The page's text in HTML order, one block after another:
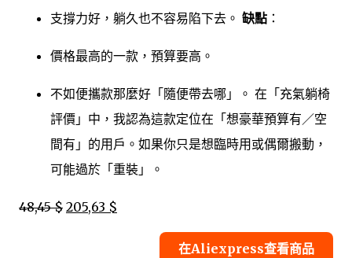
支撐力好，躺久也不容易陷下去。 缺點 ：
價格最高的一款，預算要高。
不如便攜款那麼好「隨便帶去哪」。 在「充氣躺椅
評價」中，我認為這款定位在「想豪華預算有／空
間有」的用戶。如果你只是想臨時用或偶爾搬動，
可能過於「重裝」。
48,45 $ 205,63 $
在Aliexpress查看商品